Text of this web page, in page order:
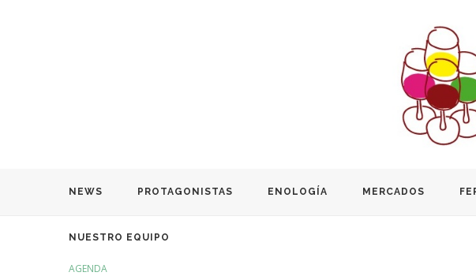
NEWS PROTAGONISTAS ENOLOGÍA MERCADOS
NUESTRO EQUIPO
AGENDA